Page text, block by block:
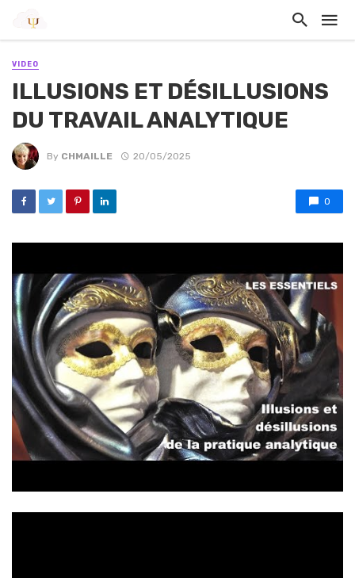
VIDEO
ILLUSIONS ET DÉSILLUSIONS
DU TRAVAIL ANALYTIQUE
By CHMAILLE 20/05/2025
0